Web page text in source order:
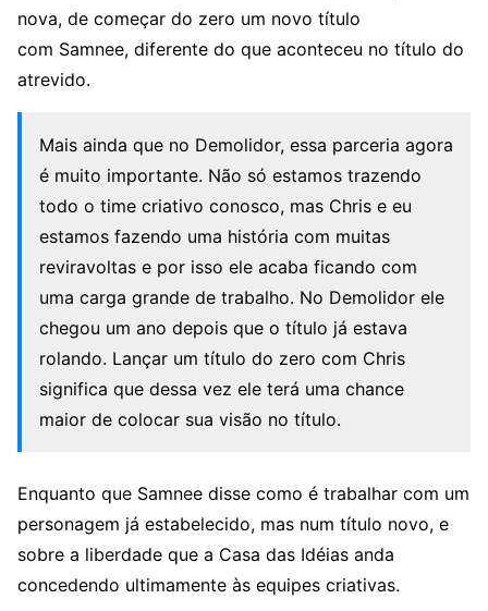
nova, de começar do zero um novo título
com Samnee, diferente do que aconteceu no título do
atrevido.
Mais ainda que no Demolidor, essa parceria agora
é muito importante. Não só estamos trazendo
todo o time criativo conosco, mas Chris e eu
estamos fazendo uma história com muitas
reviravoltas e por isso ele acaba ficando com
uma carga grande de trabalho. No Demolidor ele
chegou um ano depois que o título já estava
rolando. Lançar um título do zero com Chris
significa que dessa vez ele terá uma chance
maior de colocar sua visão no título.
Enquanto que Samnee disse como é trabalhar com um
personagem já estabelecido, mas num título novo, e
sobre a liberdade que a Casa das Idéias anda
concedendo ultimamente às equipes criativas.